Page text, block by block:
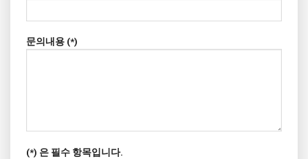
문의내용 (*)
(*) 은 필수 항목입니다.